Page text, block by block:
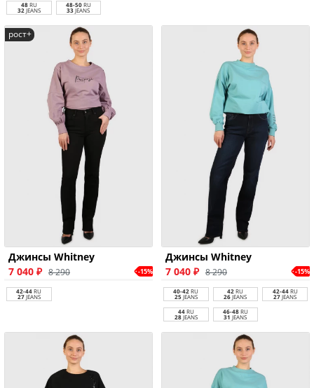
48RU
32JEANS
48-50RU
33JEANS
рост+
Джинсы Whitney
7 040 ₽ 8 290 -15%
42-44RU
27JEANS
Джинсы Whitney
7 040 ₽ 8 290 -15%
40-42RU
25JEANS
42RU
26JEANS
42-44RU
27JEANS
44RU
28JEANS
46-48RU
31 JEANS